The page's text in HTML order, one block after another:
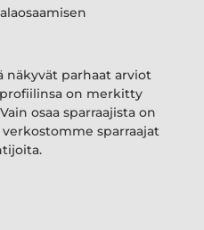
näkyvät parhaat arviot
on merkitty
osaa sparraajista on
sparraajat